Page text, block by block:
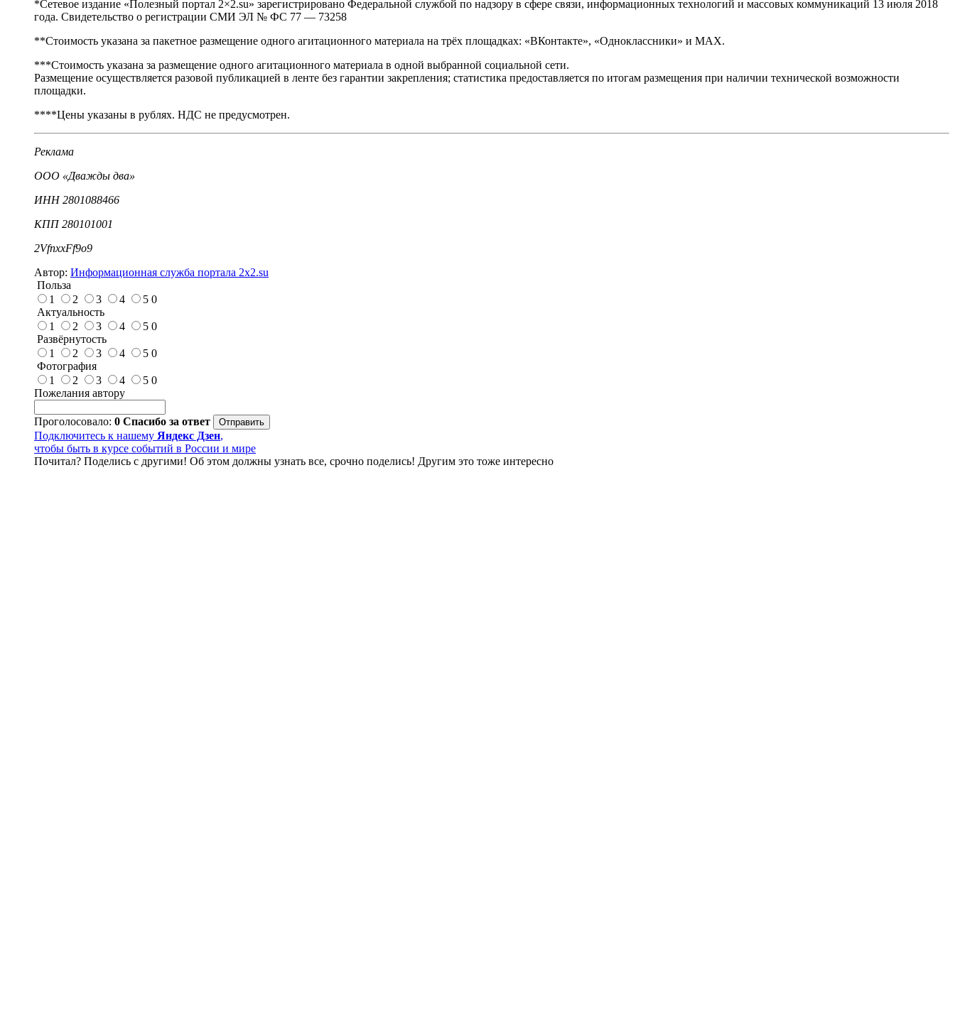
*Сетевое издание «Полезный портал 2×2.su» зарегистрировано Федеральной службой по надзору в сфере связи, информационных технологий и массовых коммуникаций 13 июля 2018
года. Свидетельство о регистрации СМИ ЭЛ № ФС 77 — 73258
**Стоимость указана за пакетное размещение одного агитационного материала на трёх площадках: «ВКонтакте», «Одноклассники» и MAX.
***Стоимость указана за размещение одного агитационного материала в одной выбранной социальной сети.
Размещение осуществляется разовой публикацией в ленте без гарантии закрепления; статистика предоставляется по итогам размещения при наличии технической возможности
площадки.
****Цены указаны в рублях. НДС не предусмотрен.
Реклама
ООО «Дважды два»
ИНН 2801088466
КПП 280101001
2VfnxxFf9o9
Автор: Информационная служба портала 2x2.su
Польза
1
2 3 4 5 0
Актуальность
1
2 3 4 5 0
Развёрнутость
1
2 3 4 5 0
Фотография
1
2 3 4 5 0
Пожелания автору
Проголосовало: 0 Спасибо за ответ
Подключитесь к нашему Яндекс Дзен,
чтобы быть в курсе событий в России и мире
Почитал? Поделись с другими! Об этом должны узнать все, срочно поделись! Другим это тоже интересно